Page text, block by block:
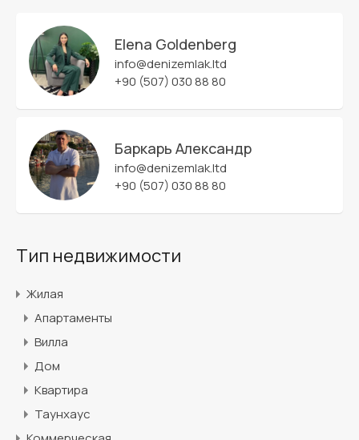
Elena Goldenberg
info@denizemlak.ltd
+90 (507) 030 88 80
Баркарь Александр
info@denizemlak.ltd
+90 (507) 030 88 80
Тип недвижимости
Жилая
Апартаменты
Вилла
Дом
Квартира
Таунхаус